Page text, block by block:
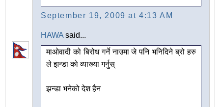
September 19, 2009 at 4:13 AM
HAWA said...
माओवादी को बिरोध गर्ने नाउमा जे पनि भनिदिने ब्रो हरु
ले झन्डा को व्याख्या गर्नुस्
झन्डा भनेको देश हैन